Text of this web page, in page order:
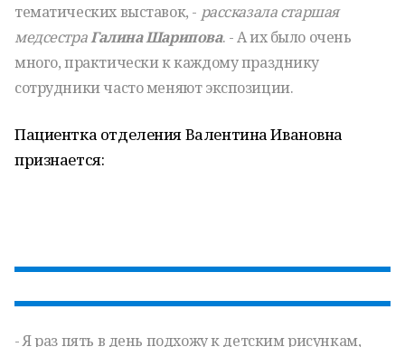
тематических выставок, - рассказала старшая
медсестраГалина Шарипова. - А их было очень
много, практически к каждому празднику
сотрудники часто меняют экспозиции.
Пациентка отделения Валентина Ивановна
признается:
- Я раз пять в день подхожу к детским рисункам,